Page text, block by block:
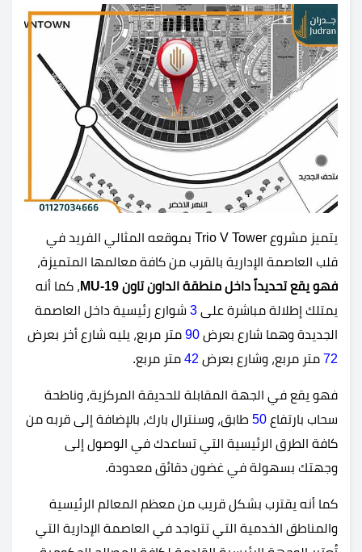
يتميز مشروع Trio V Tower بموقعه المثالي الفريد في
قلب العاصمة الإدارية بالقرب من كافة معالمها المتميزة،
فهو يقع تحديداً داخل منطقة الداون تاون MU-19
، كما أنه
يمتلك إطلالة مباشرة على 3 شوارع رئيسية داخل العاصمة
الجديدة وهما شارع بعرض 90 متر مربع، يليه شارع أخر بعرض
72 متر مربع، وشارع بعرض 42 متر مربع.
فهو يقع في الجهة المقابلة للحديقة المركزية، وناطحة
سحاب بارتفاع 50 طابق، وسنترال بارك، بالإضافة إلى قربه من
كافة الطرق الرئيسية التي تساعدك في الوصول إلى
وجهتك بسهولة في غضون دقائق معدودة.
كما أنه يقترب بشكل قريب من معظم المعالم الرئيسية
والمناطق الخدمية التي تتواجد في العاصمة الإدارية التي